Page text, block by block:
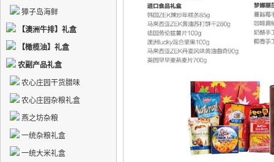
獐子岛海鲜
【澳洲牛排】礼盒
【橄榄油】礼盒
农副产品礼盒
农心庄园干货腊味
农心庄园杂粮礼盒
燕之坊杂粮
一统杂粮礼盒
一统大米礼盒